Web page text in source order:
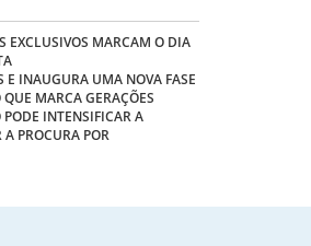
EXCLUSIVOS MARCAM O DIA
E INAUGURA UMA NOVA FASE
MARCA GERAÇÕES
INTENSIFICAR A
PROCURA POR